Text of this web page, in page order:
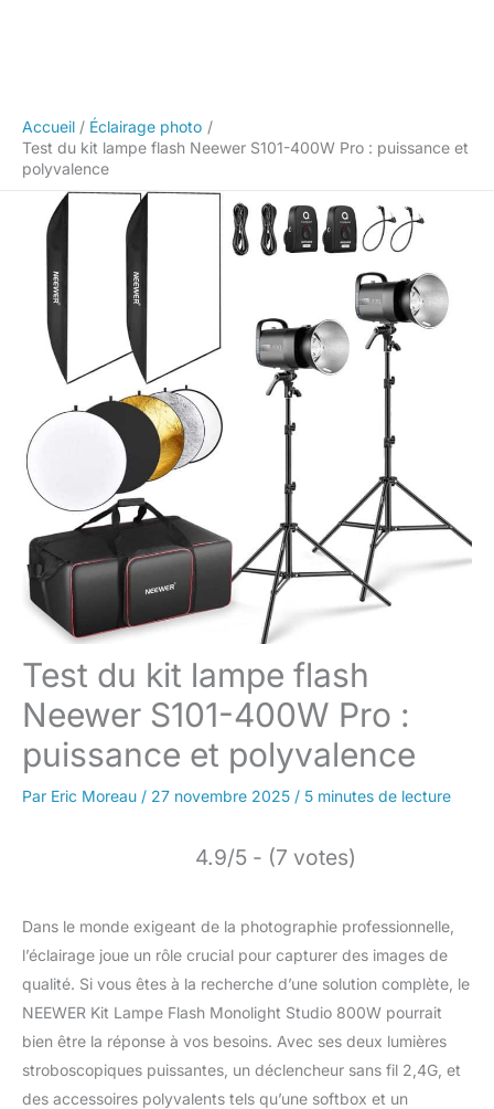
Accueil
Éclairage photo
Test du kit lampe flash Neewer S101-400W Pro : puissance et
polyvalence
Test du kit lampe flash
Neewer S101-400W Pro :
puissance et polyvalence
Par Eric Moreau / 27 novembre 2025 / 5 minutes de lecture
4.9/5 - (7 votes)
Dans le monde exigeant de la photographie professionnelle,
l’éclairage joue un rôle crucial pour capturer des images de
qualité. Si vous êtes à la recherche d’une solution complète, le
NEEWER Kit Lampe Flash Monolight Studio 800W pourrait
bien être la réponse à vos besoins. Avec ses deux lumières
stroboscopiques puissantes, un déclencheur sans fil 2,4G, et
des accessoires polyvalents tels qu’une softbox et un